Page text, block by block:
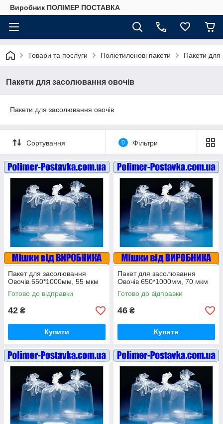
Виробник ПОЛІМЕР ПОСТАВКА
Товари та послуги Поліетиленові пакети Пакети для
Пакети для засолювання овочів
Пакети для засолювання овочів
Сортування 0 Фільтри
Пакет для засолювання
Овочів 650*1000мм, 55 мкм
Готово до відправки
42 ₴
Купити
Пакет для засолювання
Овочів 650*1000мм, 70 мкм
Готово до відправки
46 ₴
Купити